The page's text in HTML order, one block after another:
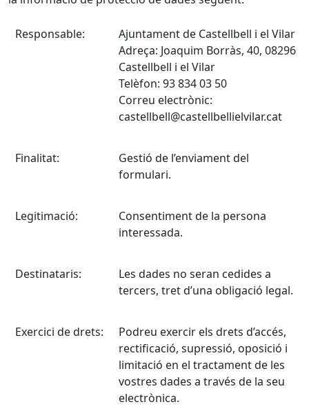
Responsable:
Ajuntament de Castellbell i el Vilar
Adreça: Joaquim Borràs, 40, 08296
Castellbell i el Vilar
Telèfon: 93 834 03 50
Correu electrònic:
castellbell@castellbellielvilar.cat
Finalitat:
Gestió de l’enviament del
formulari.
Legitimació:
Consentiment de la persona
interessada.
Destinataris:
Les dades no seran cedides a
tercers, tret d’una obligació legal.
Exercici de drets:
Podreu exercir els drets d’accés,
rectificació, supressió, oposició i
limitació en el tractament de les
vostres dades a través de la seu
electrònica.